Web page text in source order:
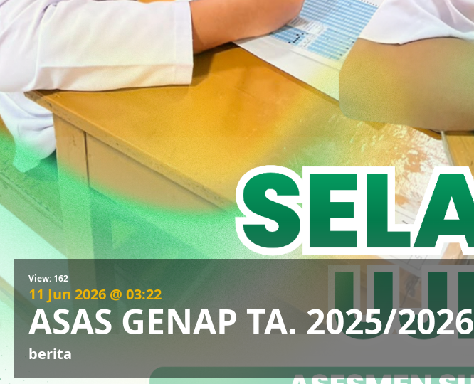
View: 162
11 Jun 2026 @ 03:22
ASAS GENAP TA. 2025/2026
berita